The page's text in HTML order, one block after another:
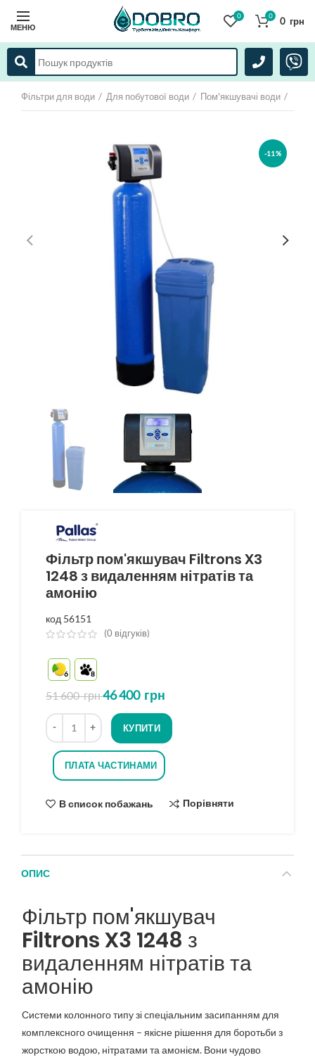
МЕНЮ
0 0 0 грн
Фільтри для води Для побутової води Пом'якшувачі води
-11%
Фільтр пом'якшувач Filtrons X3
1248 з видаленням нітратів та
амонію
код 56151
(0 відгуків)
6 8
51 600грн46 400 грн
Кількість
КУПИТИ
ПЛАТА ЧАСТИНАМИ
В список побажань Порівняти
ОПИС
Фільтр пом'якшувач
Filtrons X3 1248 з
видаленням нітратів та
амонію
Системи колонного типу зі спеціальним засипанням для
комплексного очищення – якісне рішення для боротьби з
жорсткою водою, нітратами та амонієм. Вони чудово